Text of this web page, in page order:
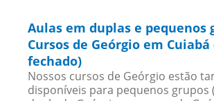
Aulas em duplas e pequenos
Cursos de Geórgio em
fechado)
Nossos cursos de Geórgio estão
disponíveis para pequenos grupos